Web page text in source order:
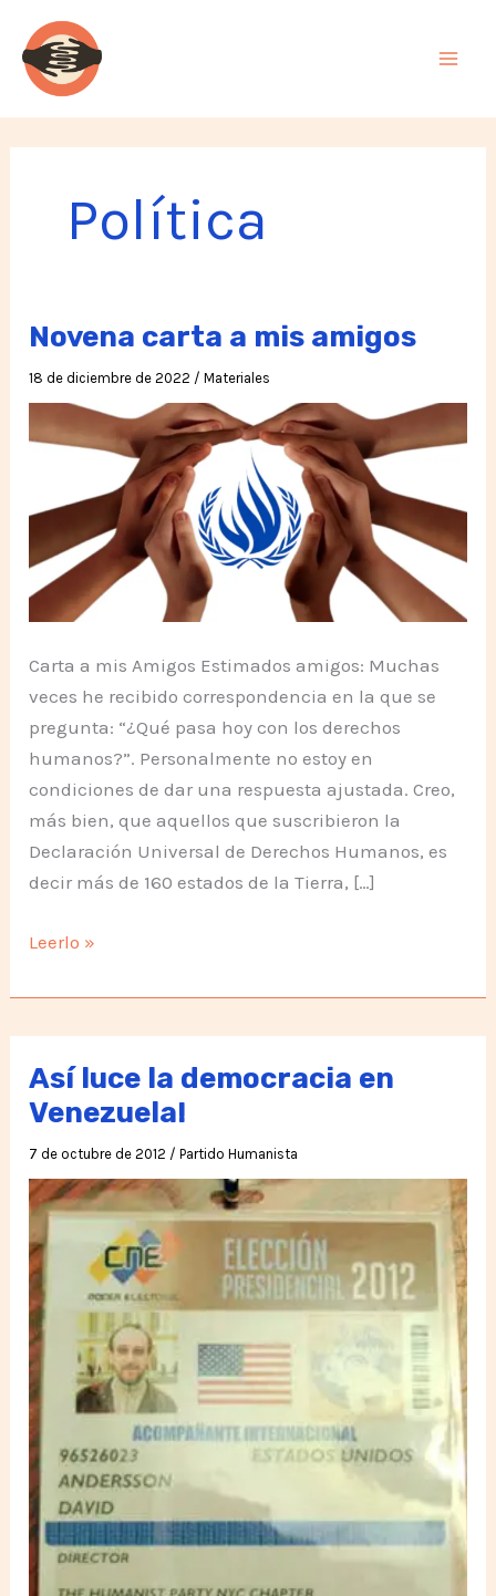
contenido
Política
Novena carta a mis amigos
18 de diciembre de 2022 /Materiales
Carta a mis Amigos Estimados amigos: Muchas
veces he recibido correspondencia en la que se
pregunta: “¿Qué pasa hoy con los derechos
humanos?”. Personalmente no estoy en
condiciones de dar una respuesta ajustada. Creo,
más bien, que aquellos que suscribieron la
Declaración Universal de Derechos Humanos, es
decir más de 160 estados de la Tierra, […]
Novena
a
mis
amigos
Leerlo »
Así luce la democracia en
Venezuela!
7 de octubre de 2012 /Partido Humanista